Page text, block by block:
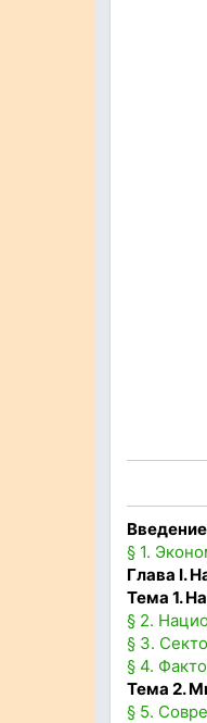
Введение
§ 1.
Глава I.
Тема 1.
§ 2.
§ 3.
§ 4.
Тема 2.
§ 5.